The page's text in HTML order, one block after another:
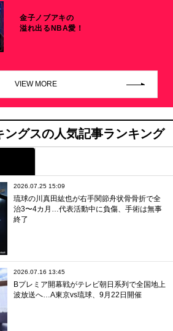
金子ノブアキの
溢れ出るNBA愛！
VIEW MORE
ングスの人気記事ランキング
2026.07.25 15:09
琉球の川真田紘也が右手関節舟状骨骨折で全
治3〜4カ月…代表活動中に負傷、手術は無事
終了
2026.07.16 13:45
Bプレミア開幕戦がテレビ朝日系列で全国地上
波放送へ…A東京vs琉球、9月22日開催